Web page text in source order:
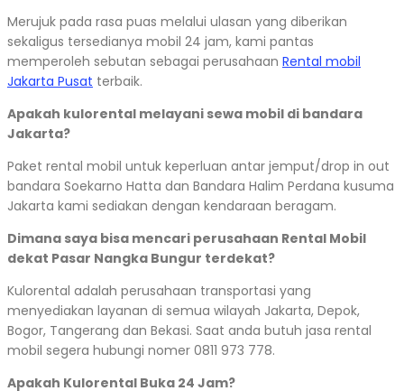
Merujuk pada rasa puas melalui ulasan yang diberikan
sekaligus tersedianya mobil 24 jam, kami pantas
memperoleh sebutan sebagai perusahaan Rental mobil
Jakarta Pusat terbaik.
Apakah kulorental melayani sewa mobil di bandara
Jakarta?
Paket rental mobil untuk keperluan antar jemput/drop in out
bandara Soekarno Hatta dan Bandara Halim Perdana kusuma
Jakarta kami sediakan dengan kendaraan beragam.
Dimana saya bisa mencari perusahaan Rental Mobil
dekat Pasar Nangka Bungur terdekat?
Kulorental adalah perusahaan transportasi yang
menyediakan layanan di semua wilayah Jakarta, Depok,
Bogor, Tangerang dan Bekasi. Saat anda butuh jasa rental
mobil segera hubungi nomer 0811 973 778.
Apakah Kulorental Buka 24 Jam?